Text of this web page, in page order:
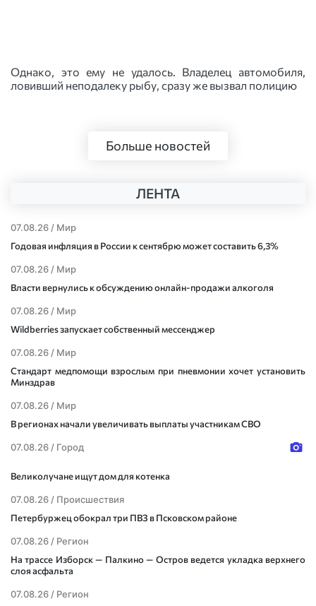
Однако, это ему не удалось. Владелец автомобиля,
ловивший неподалеку рыбу, сразу же вызвал полицию
Больше новостей
ЛЕНТА
07.08.26 / Мир
Годовая инфляция в России к сентябрю может составить 6,3%
07.08.26 / Мир
Власти вернулись к обсуждению онлайн-продажи алкоголя
07.08.26 / Мир
Wildberries запускает собственный мессенджер
07.08.26 / Мир
Стандарт медпомощи взрослым при пневмонии хочет установить
Минздрав
07.08.26 / Мир
В регионах начали увеличивать выплаты участникам СВО
07.08.26 / Город
Великолучане ищут дом для котенка
07.08.26 / Происшествия
Петербуржец обокрал три ПВЗ в Псковском районе
07.08.26 / Регион
На трассе Изборск — Палкино — Остров ведется укладка верхнего
слоя асфальта
07.08.26 / Регион